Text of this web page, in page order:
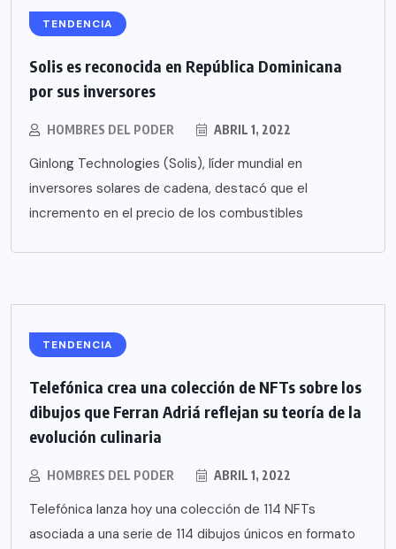
TENDENCIA
Solis es reconocida en República Dominicana
por sus inversores
HOMBRES DEL PODER ABRIL 1, 2022
Ginlong Technologies (Solis), líder mundial en
inversores solares de cadena, destacó que el
incremento en el precio de los combustibles
TENDENCIA
Telefónica crea una colección de NFTs sobre los
dibujos que Ferran Adriá reflejan su teoría de la
evolución culinaria
HOMBRES DEL PODER ABRIL 1, 2022
Telefónica lanza hoy una colección de 114 NFTs
asociada a una serie de 114 dibujos únicos en formato